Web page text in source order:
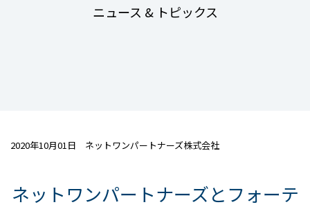
ニュース & トピックス
2020年10月01日 ネットワンパートナーズ株式会社
ネットワンパートナーズとフォーテ